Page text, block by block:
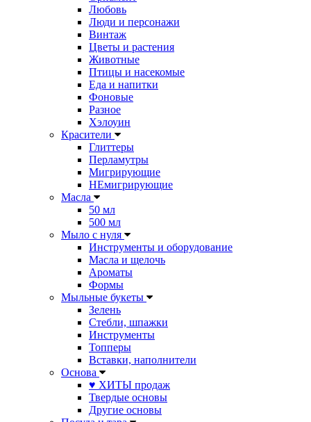
Любовь
Люди и персонажи
Винтаж
Цветы и растения
Животные
Птицы и насекомые
Еда и напитки
Фоновые
Разное
Хэлоуин
Красители
Глиттеры
Перламутры
Мигрирующие
НЕмигрирующие
Масла
50 мл
500 мл
Мыло с нуля
Инструменты и оборудование
Масла и щелочь
Ароматы
Формы
Мыльные букеты
Зелень
Стебли, шпажки
Инструменты
Топперы
Вставки, наполнители
Основа
♥ ХИТЫ продаж
Твердые основы
Другие основы